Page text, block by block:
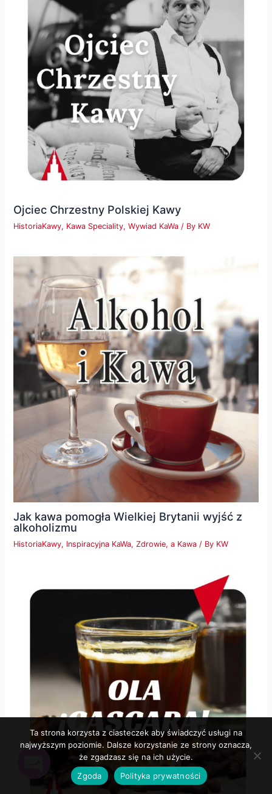
Ojciec Chrzestny Polskiej Kawy
HistoriaKawy, Kawa Speciality,Wywiad KaWa / By KW
Jak kawa pomogła Wielkiej Brytanii wyjść z
alkoholizmu
HistoriaKawy, Inspiracyjna KaWa,Zdrowie, a Kawa / By KW
Ta strona korzysta z ciasteczek aby świadczyć usługi na
najwyższym poziomie. Dalsze korzystanie ze strony oznacza,
że zgadzasz się na ich użycie.
Zgoda
Polityka prywatności
Open
chaty